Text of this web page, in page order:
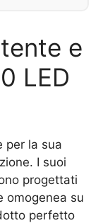
e
LED
per la sua
I suoi
progettati
omogenea su
perfetto